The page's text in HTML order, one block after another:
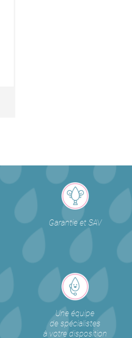
Garantie et SAV
Une équipe
de spécialistes
à votre disposition